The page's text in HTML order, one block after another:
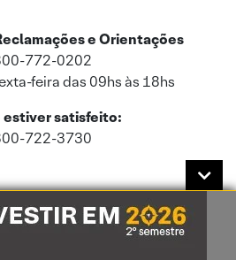
e Orientações
772-0202
feira das 09hs às 18hs
estiver satisfeito:
722-3730
pessoais de acordo com a nossaPolítica de
Política de Privacidade.